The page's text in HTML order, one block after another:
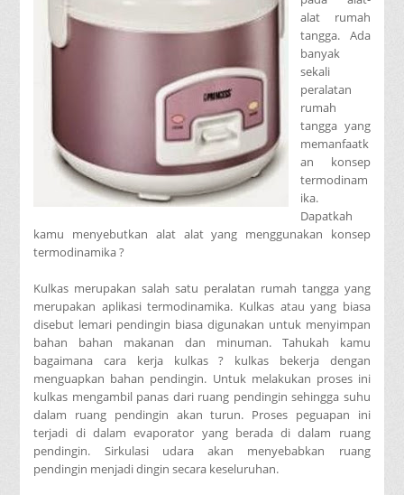
alat rumah
tangga. Ada
banyak
sekali
peralatan
rumah
tangga yang
memanfaatk
an konsep
termodinam
ika.
Dapatkah
kamu menyebutkan alat alat yang menggunakan konsep
termodinamika ?
Kulkas merupakan salah satu peralatan rumah tangga yang
merupakan aplikasi termodinamika. Kulkas atau yang biasa
disebut lemari pendingin biasa digunakan untuk menyimpan
bahan bahan makanan dan minuman. Tahukah kamu
bagaimana cara kerja kulkas ? kulkas bekerja dengan
menguapkan bahan pendingin. Untuk melakukan proses ini
kulkas mengambil panas dari ruang pendingin sehingga suhu
dalam ruang pendingin akan turun. Proses peguapan ini
terjadi di dalam evaporator yang berada di dalam ruang
pendingin. Sirkulasi udara akan menyebabkan ruang
pendingin menjadi dingin secara keseluruhan.